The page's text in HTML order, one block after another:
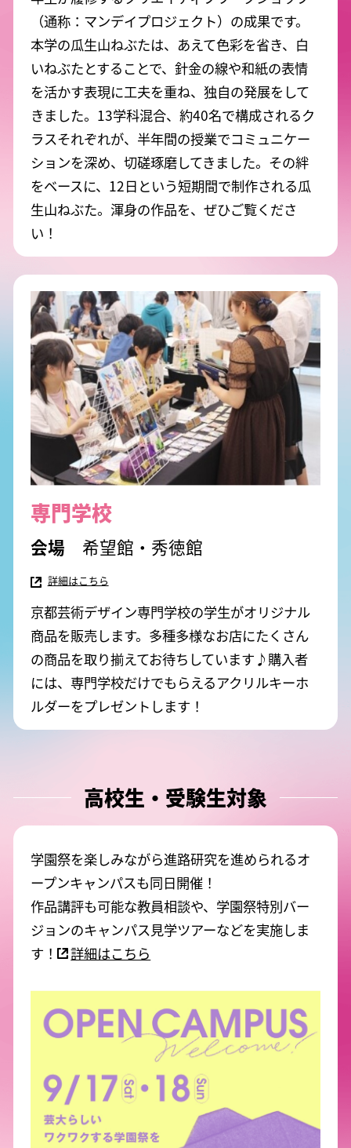
（通称：マンデイプロジェクト）の成果です。
本学の瓜生山ねぶたは、あえて色彩を省き、白
いねぶたとすることで、針金の線や和紙の表情
を活かす表現に工夫を重ね、独自の発展をして
きました。 13学科混合、約40名で構成されるク
ラスそれぞれが、半年間の授業でコミュニケー
ションを深め、切磋琢磨してきました。その絆
をベースに、12日という短期間で制作される瓜
生山ねぶた。渾身の作品を、ぜひご覧くださ
い！
専門学校
希望館・秀徳館
詳細はこちら
京都芸術デザイン専門学校の学生がオリジナル
商品を販売します。 多種多様なお店にたくさん
の商品を取り揃えてお待ちしています♪ 購入者
には、専門学校だけでもらえるアクリルキーホ
ルダーをプレゼントします！
高校生・受験生対象
学園祭を楽しみながら進路研究を進められるオ
ープンキャンパスも同日開催！
作品講評も可能な教員相談や、学園祭特別バー
ジョンのキャンパス見学ツアーなどを実施しま
す！
詳細はこちら